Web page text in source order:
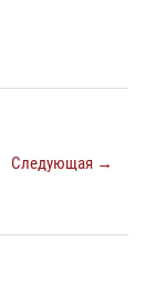
Следующая →